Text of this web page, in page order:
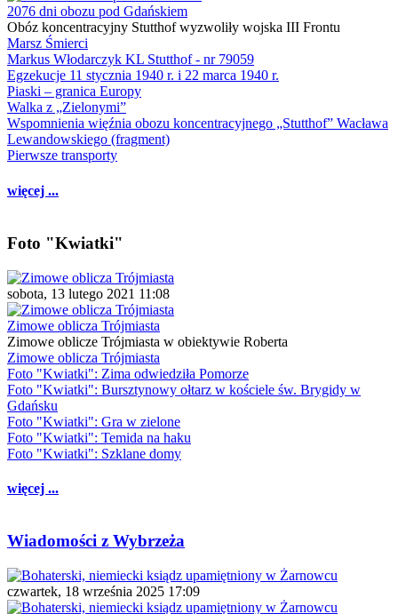
2076 dni obozu pod Gdańskiem
Obóz koncentracyjny Stutthof wyzwoliły wojska III Frontu
Marsz Śmierci
Markus Włodarczyk KL Stutthof - nr 79059
Egzekucje 11 stycznia 1940 r. i 22 marca 1940 r.
Piaski – granica Europy
Walka z „Zielonymi”
Wspomnienia więźnia obozu koncentracyjnego „Stutthof” Wacława
Lewandowskiego (fragment)
Pierwsze transporty
więcej ...
Foto "Kwiatki"
sobota, 13 lutego 2021 11:08
Zimowe oblicza Trójmiasta
Zimowe oblicze Trójmiasta w obiektywie Roberta
Zimowe oblicza Trójmiasta
Foto "Kwiatki": Zima odwiedziła Pomorze
Foto "Kwiatki": Bursztynowy ołtarz w kościele św. Brygidy w
Gdańsku
Foto "Kwiatki": Gra w zielone
Foto "Kwiatki": Temida na haku
Foto "Kwiatki": Szklane domy
więcej ...
Wiadomości z Wybrzeża
czwartek, 18 września 2025 17:09